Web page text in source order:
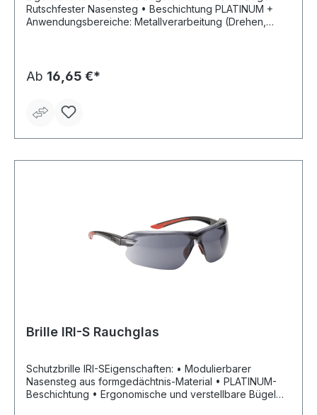
Rutschfester Nasensteg • Beschichtung PLATINUM +
Anwendungsbereiche: Metallverarbeitung (Drehen,
Ab 16,65 €*
Brille IRI-S Rauchglas
Schutzbrille IRI-SEigenschaften: • Modulierbarer
Nasensteg aus formgedächtnis-Material • PLATINUM-
Beschichtung • Ergonomische und verstellbare Bügel